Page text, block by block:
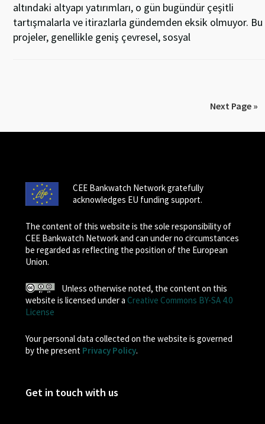
altındaki altyapı yatırımları, o gün bugündür çeşitli
tartışmalarla ve itirazlarla gündemden eksik olmuyor. Bu
projeler, genellikle geniş çevresel, sosyal
Next Page »
CEE Bankwatch Network gratefully
acknowledges EU funding support.
The content of this website is the sole responsibility of
CEE Bankwatch Network and can under no circumstances
be regarded as reflecting the position of the European
Union.
Unless otherwise noted, the content on this
website is licensed under a Creative Commons BY-SA 4.0
License
Your personal data collected on the website is governed
by the present Privacy Policy.
Get in touch with us